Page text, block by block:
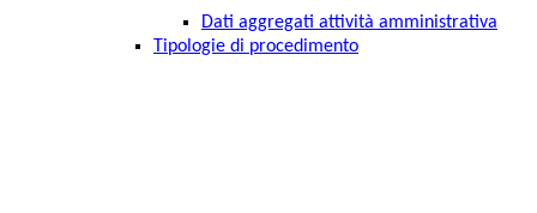
Dati aggregati attività amministrativa
Tipologie di procedimento